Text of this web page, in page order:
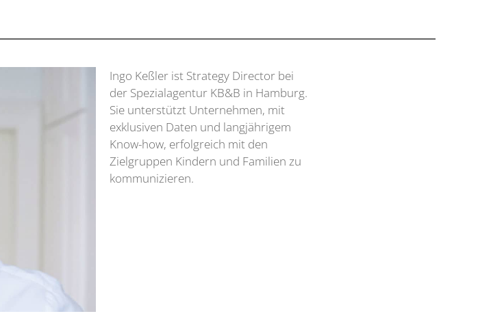
Ingo Keßler ist Strategy Director bei
der Spezialagentur KB&B in Hamburg.
Sie unterstützt Unternehmen, mit
exklusiven Daten und langjährigem
Know-how, erfolgreich mit den
Zielgruppen Kindern und Familien zu
kommunizieren.